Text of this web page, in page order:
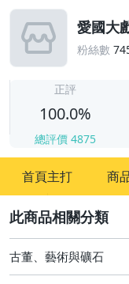
愛國大
粉絲數
正評
100.0%
總評價 4875
首頁主打 商
古董、藝術與礦石
古董、藝術與礦石